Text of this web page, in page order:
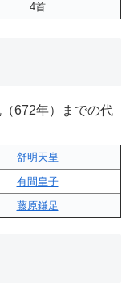
4首
672年）までの代
舒明天皇
有間皇子
藤原鎌足